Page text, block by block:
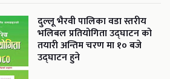
दुल्लू भैरवी पालिका वडा स्तरीय
भलिबल प्रतियोगिता उद्घाटन को
तयारी अन्तिम चरण मा १० बजे
उद्घाटन हुने